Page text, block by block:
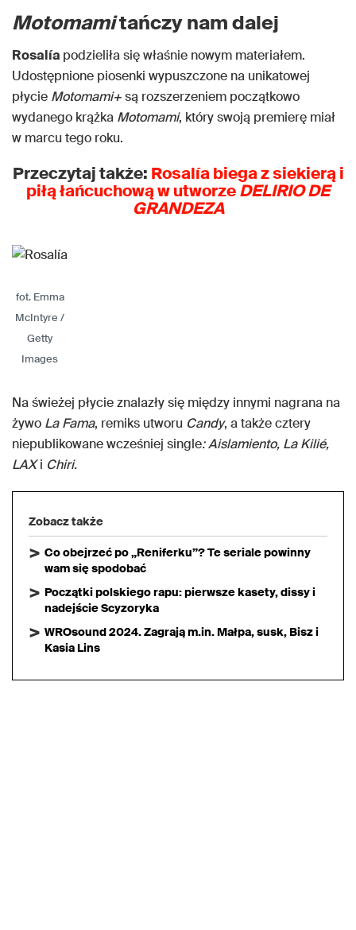
Motomamitańczy nam dalej
Rosalía podzieliła się właśnie nowym materiałem.
Udostępnione piosenki wypuszczone na unikatowej
płycie Motomami+są rozszerzeniem początkowo
wydanego krążka Motomami, który swoją premierę miał
w marcu tego roku.
Przeczytaj także: Rosalía biega z siekierą i
piłą łańcuchową w utworzeDELIRIO DE
GRANDEZA
fot. Emma
McIntyre /
Getty
Images
Na świeżej płycie znalazły się między innymi nagrana na
żywo La Fama, remiks utworu Candy, a także cztery
niepublikowane wcześniej single: Aislamiento, La Kilié,
LAXi Chiri.
Zobacz także
Co obejrzeć po „Reniferku”? Te seriale powinny
wam się spodobać
Początki polskiego rapu: pierwsze kasety, dissy i
nadejście Scyzoryka
WROsound 2024. Zagrają m.in. Małpa, susk, Bisz i
Kasia Lins